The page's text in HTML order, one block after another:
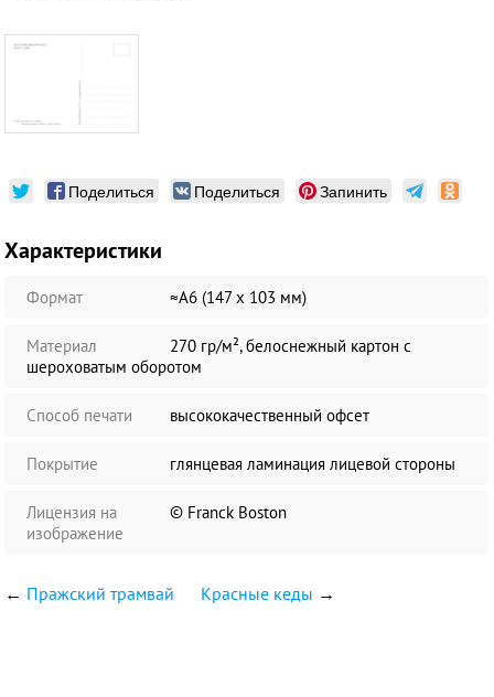
Поделиться Поделиться Запинить
Характеристики
Формат ≈А6 (147 х 103 мм)
Материал
270 гр/м², белоснежный картон с
шероховатым оборотом
Способ печати высококачественный офсет
Покрытие глянцевая ламинация лицевой стороны
Лицензия на
изображение
© Franck Boston
← Пражский трамвай Красные кеды →